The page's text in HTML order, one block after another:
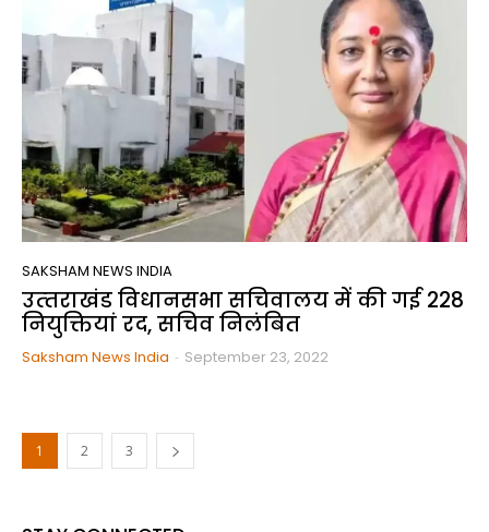
SAKSHAM NEWS INDIA
उत्‍तराखंड विधानसभा सचिवालय में की गई 228
नियुक्तियां रद, सचिव निलंबित
Saksham News India - September 23, 2022
1 2 3